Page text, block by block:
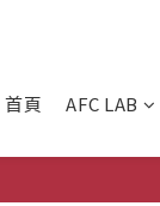
首頁 AFC LAB